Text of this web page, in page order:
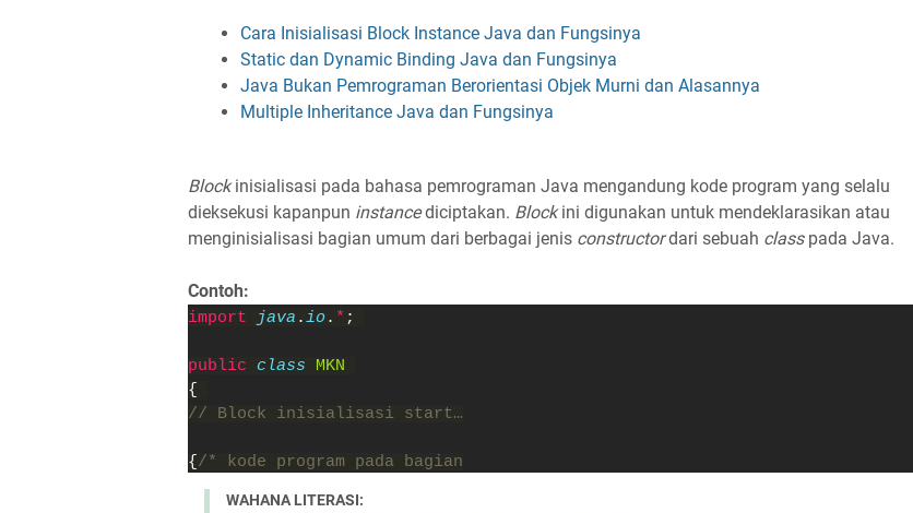
Cara Inisialisasi Block Instance Java dan Fungsinya
Static dan Dynamic Binding Java dan Fungsinya
Java Bukan Pemrograman Berorientasi Objek Murni dan Alasannya
Multiple Inheritance Java dan Fungsinya
Blockinisialisasi pada bahasa pemrograman Java mengandung kode program yang selalu
dieksekusi kapanpun instancediciptakan. Blockini digunakan untuk mendeklarasikan atau
menginisialisasi bagian umum dari berbagai jenis constructordari sebuah class pada Java.
Contoh:
import java .io. * ;
public class
MKN
{
// Block inisialisasi start…
{ /* kode program pada bagian
WAHANA LITERASI: